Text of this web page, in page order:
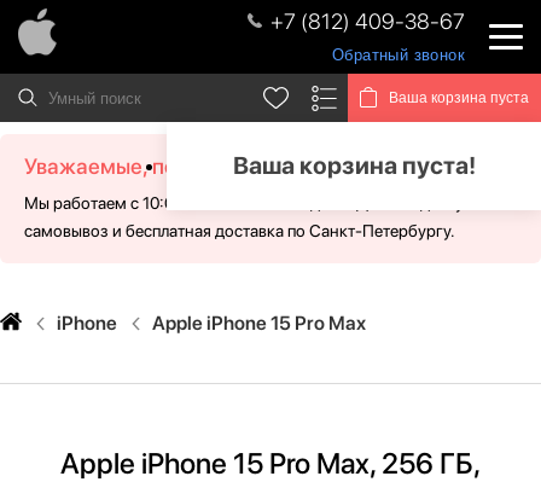
+7 (812) 409-38-67
Обратный звонок
Ваша корзина пуста
Ваша корзина пуста!
Уважаемые, посетители!
Мы работаем с 10:00 - 21:00 без выходных. Для Вас доступен
самовывоз и бесплатная доставка по Санкт-Петербургу.
iPhone Apple iPhone 15 Pro Max
Apple iPhone 15 Pro Max, 256 ГБ,